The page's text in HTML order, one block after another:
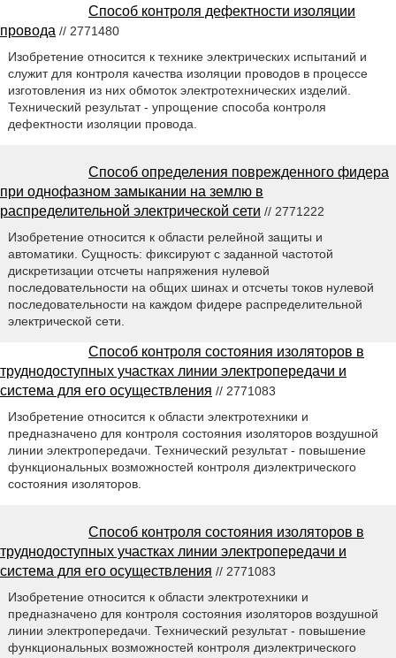
Способ контроля дефектности изоляции
провода // 2771480
Изобретение относится к технике электрических испытаний и
служит для контроля качества изоляции проводов в процессе
изготовления из них обмоток электротехнических изделий.
Технический результат - упрощение способа контроля
дефектности изоляции провода.
Способ определения поврежденного фидера
при однофазном замыкании на землю в
распределительной электрической сети // 2771222
Изобретение относится к области релейной защиты и
автоматики. Сущность: фиксируют с заданной частотой
дискретизации отсчеты напряжения нулевой
последовательности на общих шинах и отсчеты токов нулевой
последовательности на каждом фидере распределительной
электрической сети.
Способ контроля состояния изоляторов в
труднодоступных участках линии электропередачи и
система для его осуществления // 2771083
Изобретение относится к области электротехники и
предназначено для контроля состояния изоляторов воздушной
линии электропередачи. Технический результат - повышение
функциональных возможностей контроля диэлектрического
состояния изоляторов.
Способ контроля состояния изоляторов в
труднодоступных участках линии электропередачи и
система для его осуществления // 2771083
Изобретение относится к области электротехники и
предназначено для контроля состояния изоляторов воздушной
линии электропередачи. Технический результат - повышение
функциональных возможностей контроля диэлектрического